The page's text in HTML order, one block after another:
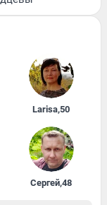
Larisa,50
Сергей,48